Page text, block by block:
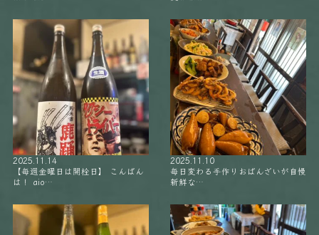
2025.11.14
【毎週金曜日は開栓日】 こんばん
は！ aio…
2025.11.10
毎日変わる手作りおばんざいが自慢
新鮮な…